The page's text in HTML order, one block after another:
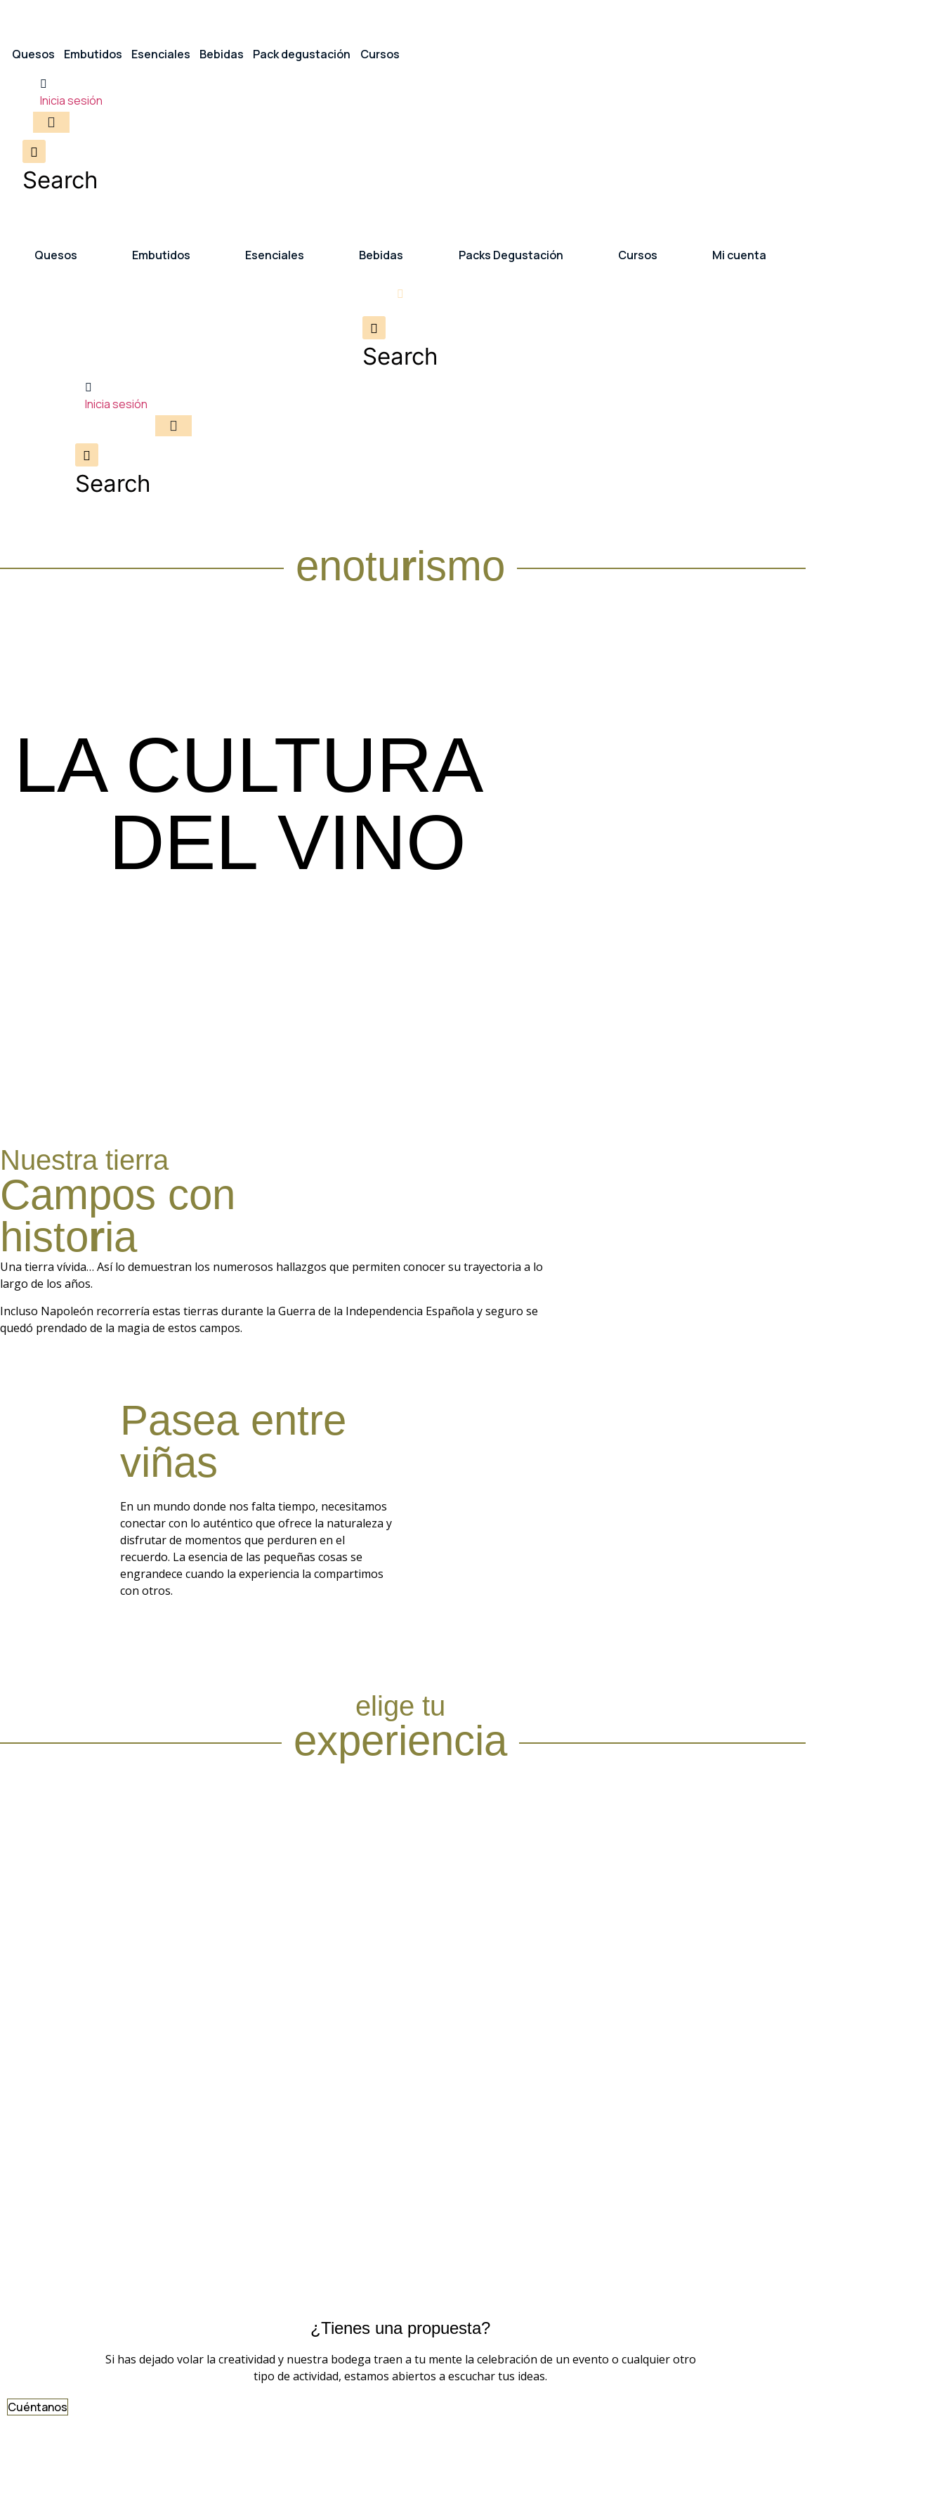
Quesos Embutidos Esenciales Bebidas Pack degustación Cursos
Inicia sesión
Search
Quesos Embutidos Esenciales Bebidas Packs Degustación Cursos Mi cuenta
Search
Inicia sesión
Search
enoturismo
LA CULTURA
DEL VINO
Nuestra tierra
Campos con
historia
Una tierra vívida… Así lo demuestran los numerosos hallazgos que permiten conocer su trayectoria a lo
largo de los años.
Incluso Napoleón recorrería estas tierras durante la Guerra de la Independencia Española y seguro se
quedó prendado de la magia de estos campos.
Pasea entre
viñas
En un mundo donde nos falta tiempo, necesitamos
conectar con lo auténtico que ofrece la naturaleza y
disfrutar de momentos que perduren en el
recuerdo. La esencia de las pequeñas cosas se
engrandece cuando la experiencia la compartimos
con otros.
elige tu
experiencia
¿Tienes una propuesta?
Si has dejado volar la creatividad y nuestra bodega traen a tu mente la celebración de un evento o cualquier otro
tipo de actividad, estamos abiertos a escuchar tus ideas.
Cuéntanos